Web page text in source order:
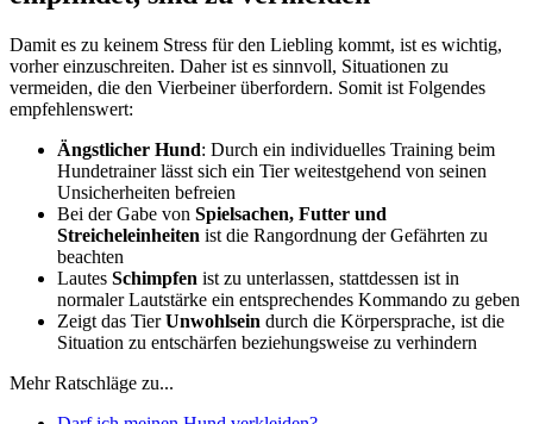
Damit es zu keinem Stress für den Liebling kommt, ist es wichtig,
vorher einzuschreiten. Daher ist es sinnvoll, Situationen zu
vermeiden, die den Vierbeiner überfordern. Somit ist Folgendes
empfehlenswert:
Ängstlicher Hund: Durch ein individuelles Training beim
Hundetrainer lässt sich ein Tier weitestgehend von seinen
Unsicherheiten befreien
Bei der Gabe von Spielsachen, Futter und
Streicheleinheiten ist die Rangordnung der Gefährten zu
beachten
Lautes Schimpfen ist zu unterlassen, stattdessen ist in
normaler Lautstärke ein entsprechendes Kommando zu geben
Zeigt das TierUnwohlsein durch die Körpersprache, ist die
Situation zu entschärfen beziehungsweise zu verhindern
Mehr Ratschläge zu...